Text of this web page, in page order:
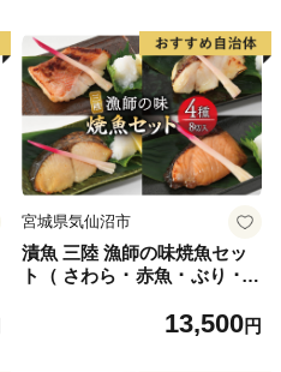
宮城県気仙沼市
漬魚 三陸 漁師の味焼魚セッ
ト（ さわら ･ 赤魚 ･ ぶり ･
通 宮城県 気仙沼市 2056391
13,500円